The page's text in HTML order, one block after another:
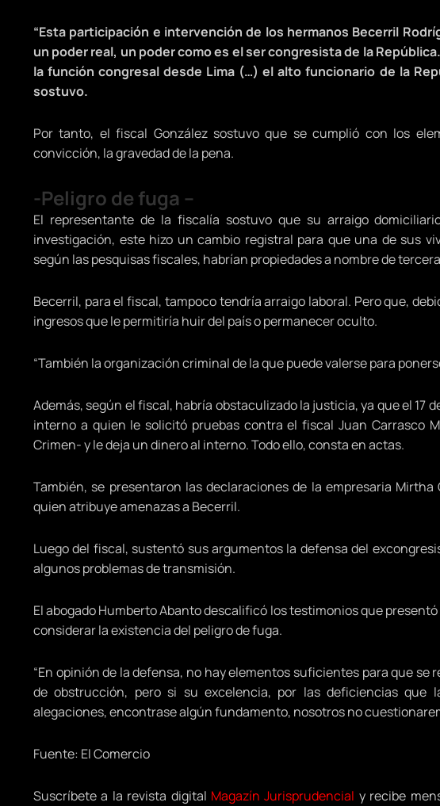
“Esta participación e intervención de los hermanos Becerril
un poder real, un poder como es el ser congresista de la
la función congresal desde Lima (…) el alto funcionario de la
sostuvo.
Por tanto, el fiscal González sostuvo que se cumplió con los
convicción, la gravedad de la pena.
-Peligro de fuga –
El representante de la fiscalía sostuvo que su arraigo
investigación, este hizo un cambio registral para que una de sus
según las pesquisas fiscales, habrían propiedades a nombre de
Becerril, para el fiscal, tampoco tendría arraigo laboral. Pero que,
ingresos que le permitiría huir del país o permanecer oculto.
“También la organización criminal de la que puede valerse para
Además, según el fiscal, habría obstaculizado la justicia, ya que el 17
interno a quien le solicitó pruebas contra el fiscal Juan Carrasco
Crimen- y le deja un dinero al interno. Todo ello, consta en actas.
También, se presentaron las declaraciones de la empresaria
quien atribuye amenazas a Becerril.
Luego del fiscal, sustentó sus argumentos la defensa del
algunos problemas de transmisión.
El abogado Humberto Abanto descalificó los testimonios que
considerar la existencia del peligro de fuga.
“En opinión de la defensa, no hay elementos suficientes para que se
de obstrucción, pero si su excelencia, por las deficiencias que
alegaciones, encontrase algún fundamento, nosotros no
Fuente: El Comercio
Suscríbete a la revista digital Magazín Jurisprudencial y recibe